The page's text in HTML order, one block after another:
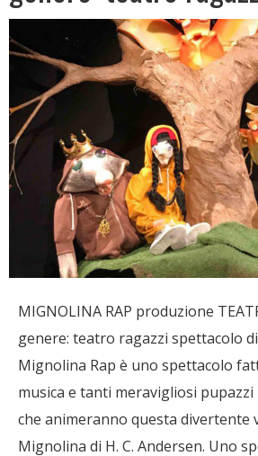
MIGNOLINA RAP produzione
genere: teatro ragazzi spettacolo
Mignolina Rap è uno spettacolo
musica e tanti meravigliosi
che animeranno questa divertente
Mignolina di H. C. Andersen. Uno